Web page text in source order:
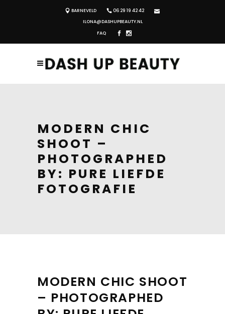
BARNEVELD
06 29 19 42 42
ILONA@DASHUPBEAUTY.NL
FAQ
MODERN CHIC
SHOOT –
PHOTOGRAPHED
BY: PURE LIEFDE
FOTOGRAFIE
MODERN CHIC SHOOT
– PHOTOGRAPHED